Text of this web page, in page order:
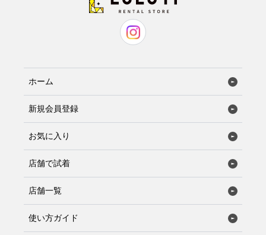
ホーム
新規会員登録
お気に入り
店舗で試着
店舗一覧
使い方ガイド